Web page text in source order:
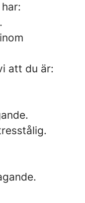
att du är: